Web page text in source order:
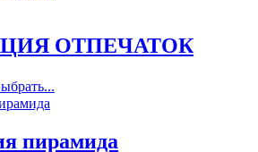
ОТПЕЧАТОК
пирамида